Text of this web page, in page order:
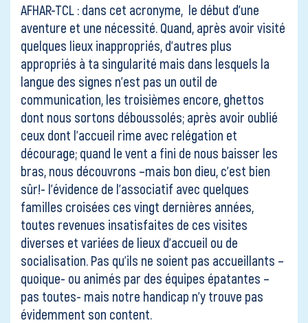
AFHAR-TCL : dans cet acronyme, le début d’une
aventure et une nécessité. Quand, après avoir visité
quelques lieux inappropriés, d’autres plus
appropriés à ta singularité mais dans lesquels la
langue des signes n’est pas un outil de
communication, les troisièmes encore, ghettos
dont nous sortons déboussolés; après avoir oublié
ceux dont l’accueil rime avec relégation et
décourage; quand le vent a fini de nous baisser les
bras, nous découvrons –mais bon dieu, c’est bien
sûr!- l’évidence de l’associatif avec quelques
familles croisées ces vingt dernières années,
toutes revenues insatisfaites de ces visites
diverses et variées de lieux d’accueil ou de
socialisation. Pas qu’ils ne soient pas accueillants –
quoique- ou animés par des équipes épatantes –
pas toutes- mais notre handicap n’y trouve pas
évidemment son content.